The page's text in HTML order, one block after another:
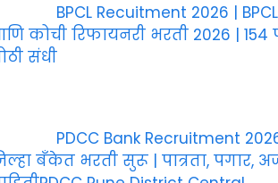
BPCL Recuitment 2026 |
कोची रिफायनरी भरती 2026 | 154
संधी
PDCC Bank Recruitment
बँकेत भरती सुरू | पात्रता, पगार,